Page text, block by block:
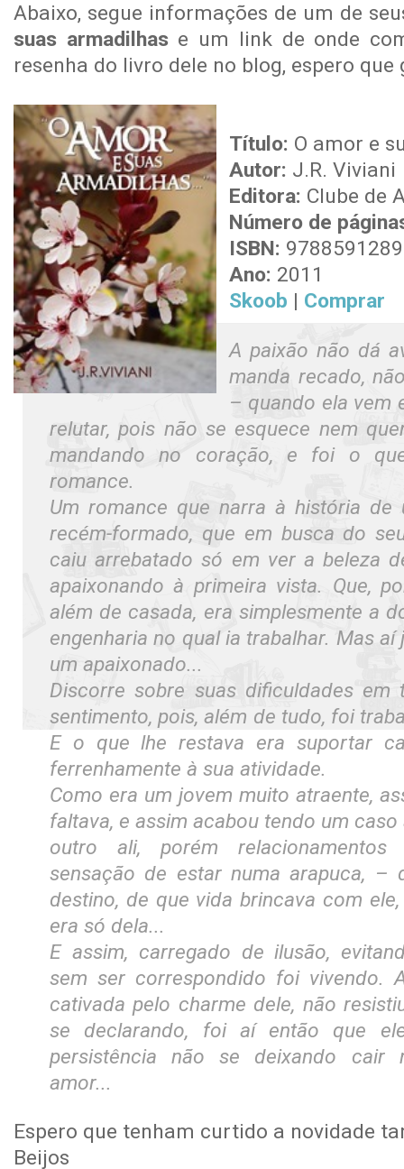
Abaixo, segue informações de um de
suas armadilhas e um link de onde
resenha do livro dele no blog, espero que
Título: O amor e
Autor: J.R. Viviani
Editora: Clube de
Número de
ISBN:
Ano: 2011
Skoob | Comprar
A paixão não dá
manda recado,
– quando ela vem
relutar, pois não se esquece nem
mandando no coração, e foi o
romance.
Um romance que narra à história de
recém-formado, que em busca do
caiu arrebatado só em ver a beleza
apaixonando à primeira vista. Que,
além de casada, era simplesmente a
engenharia no qual ia trabalhar. Mas
um apaixonado...
Discorre sobre suas dificuldades em
sentimento, pois, além de tudo, foi
E o que lhe restava era suportar
ferrenhamente à sua atividade.
Como era um jovem muito atraente,
faltava, e assim acabou tendo um caso
outro ali, porém
sensação de estar numa arapuca, –
destino, de que vida brincava com
era só dela...
E assim, carregado de ilusão,
sem ser correspondido foi vivendo.
cativada pelo charme dele, não
se declarando, foi aí então que
persistência não se deixando cair
amor...
Espero que tenham curtido a novidade
Beijos